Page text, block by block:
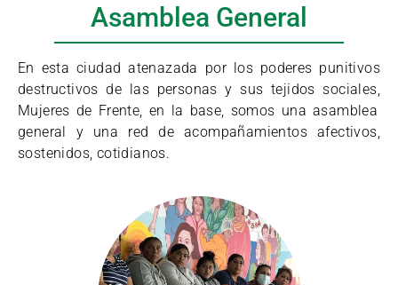
Asamblea General
En esta ciudad atenazada por los poderes punitivos
destructivos de las personas y sus tejidos sociales,
Mujeres de Frente, en la base, somos una asamblea
general y una red de acompañamientos afectivos,
sostenidos, cotidianos.